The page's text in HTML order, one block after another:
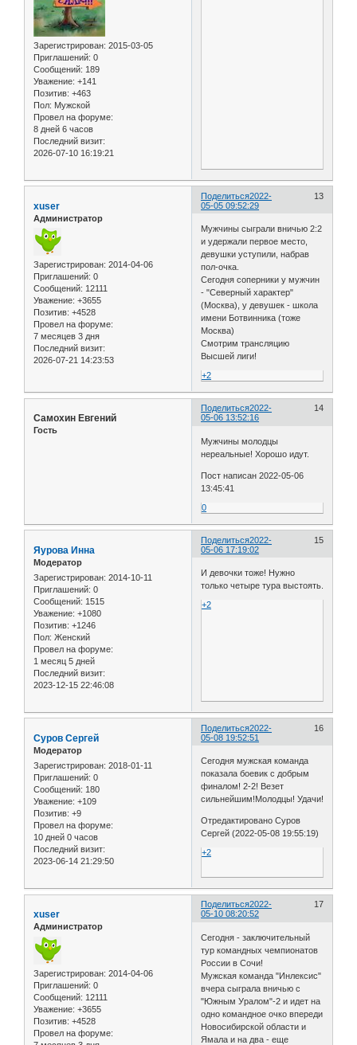
Зарегистрирован: 2015-03-05
Приглашений: 0
Сообщений: 189
Уважение: +141
Позитив: +463
Пол: Мужской
Провел на форуме:
8 дней 6 часов
Последний визит:
2026-07-10 16:19:21
Поделиться 13
2022-
05-05 09:52:29
xuser
Администратор
Зарегистрирован: 2014-04-06
Приглашений: 0
Сообщений: 12111
Уважение: +3655
Позитив: +4528
Провел на форуме:
7 месяцев 3 дня
Последний визит:
2026-07-21 14:23:53
Мужчины сыграли вничью 2:2
и удержали первое место,
девушки уступили, набрав
пол-очка.
Сегодня соперники у мужчин
- "Северный характер"
(Москва), у девушек - школа
имени Ботвинника (тоже
Москва)
Смотрим трансляцию
Высшей лиги!
+2
Поделиться 14
2022-
05-06 13:52:16
Самохин Евгений
Гость
Мужчины молодцы
нереальные! Хорошо идут.
Пост написан 2022-05-06
13:45:41
0
Поделиться 15
2022-
05-06 17:19:02
Яурова Инна
Модератор
Зарегистрирован: 2014-10-11
Приглашений: 0
Сообщений: 1515
Уважение: +1080
Позитив: +1246
Пол: Женский
Провел на форуме:
1 месяц 5 дней
Последний визит:
2023-12-15 22:46:08
И девочки тоже! Нужно
только четыре тура выстоять.
+2
Поделиться 16
2022-
05-08 19:52:51
Cуров Сергей
Модератор
Зарегистрирован: 2018-01-11
Приглашений: 0
Сообщений: 180
Уважение: +109
Позитив: +9
Провел на форуме:
10 дней 0 часов
Последний визит:
2023-06-14 21:29:50
Сегодня мужская команда
показала боевик с добрым
финалом! 2-2! Везет
сильнейшим!Молодцы! Удачи!
Отредактировано Cуров
Сергей (2022-05-08 19:55:19)
+2
Поделиться 17
2022-
05-10 08:20:52
xuser
Администратор
Зарегистрирован: 2014-04-06
Приглашений: 0
Сообщений: 12111
Уважение: +3655
Позитив: +4528
Провел на форуме:
Сегодня - заключительный
тур командных чемпионатов
России в Сочи!
Мужская команда "Инлексис"
вчера сыграла вничью с
"Южным Уралом"-2 и идет на
одно командное очко впереди
Новосибирской области и
Ямала и на два - еще